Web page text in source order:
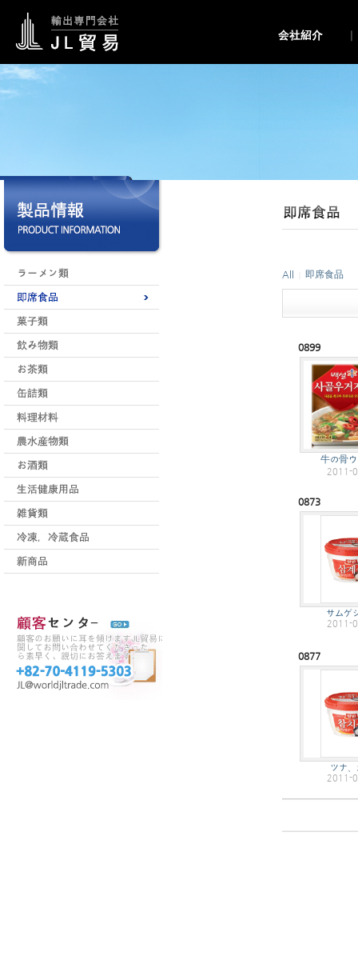
All 即席食品
0899
牛の骨
2011-
0873
サムゲ
2011-
0877
ツナ
2011-